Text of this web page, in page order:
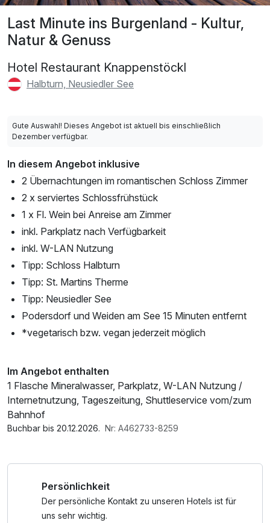
Last Minute ins Burgenland - Kultur,
Natur & Genuss
Hotel Restaurant Knappenstöckl
Halbturn, Neusiedler See
Gute Auswahl! Dieses Angebot ist aktuell bis einschließlich
Dezember verfügbar.
In diesem Angebot inklusive
2 Übernachtungen im romantischen Schloss Zimmer
2 x serviertes Schlossfrühstück
1 x Fl. Wein bei Anreise am Zimmer
inkl. Parkplatz nach Verfügbarkeit
inkl. W-LAN Nutzung
Tipp: Schloss Halbturn
Tipp: St. Martins Therme
Tipp: Neusiedler See
Podersdorf und Weiden am See 15 Minuten entfernt
*vegetarisch bzw. vegan jederzeit möglich
Im Angebot enthalten
1 Flasche Mineralwasser, Parkplatz, W-LAN Nutzung /
Internetnutzung, Tageszeitung, Shuttleservice vom/zum
Bahnhof
Buchbar bis 20.12.2026. Nr: A462733-8259
Persönlichkeit
Der persönliche Kontakt zu unseren Hotels ist für
uns sehr wichtig.